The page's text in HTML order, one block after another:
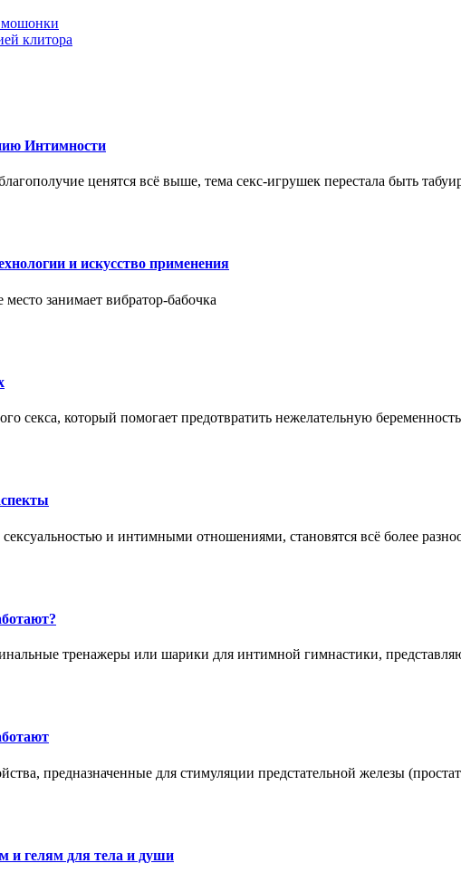
мошонки
клитора
Интимности
ценятся всё выше, тема секс-игрушек перестала быть
и искусство применения
занимает вибратор-бабочка
секса, который помогает предотвратить нежелательную
и интимными отношениями, становятся всё более
тренажеры или шарики для интимной гимнастики,
предназначенные для стимуляции предстательной железы
и гелям для тела и души